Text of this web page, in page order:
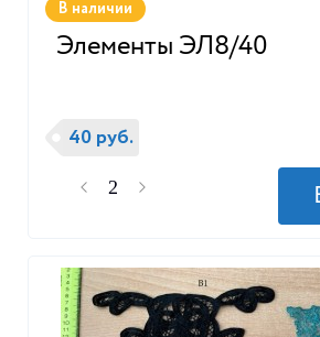
В наличии
Элементы ЭЛ8/40
40 руб.